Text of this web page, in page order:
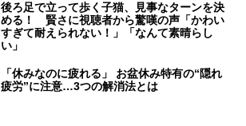
後ろ足で立って歩く子猫、見事なターンを決
める！ 賢さに視聴者から驚嘆の声「かわい
すぎて耐えられない！」「なんて素晴らし
い」
「休みなのに疲れる」 お盆休み特有の“隠れ
疲労”に注意…3つの解消法とは